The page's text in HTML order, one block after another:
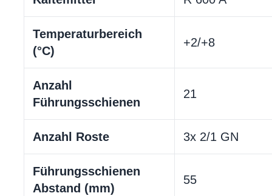
Temperaturbereich
(°C)
+2/+8
Anzahl
Führungsschienen
21
Anzahl Roste 3x 2/1 GN
Führungsschienen
Abstand (mm)
55